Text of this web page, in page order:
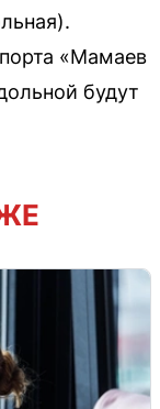
«Мамаев
будут